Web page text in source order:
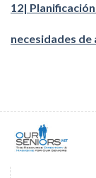
12|
necesidades